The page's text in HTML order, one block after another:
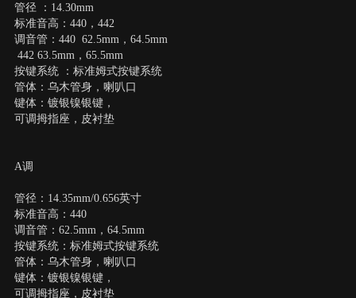
管径 ：14.30mm
标准音高：440，442
调音管：440 62.5mm，64.5mm
442 63.5mm，65.5mm
按键系统 ：标准姆式按键系统
管体：乌木管身，喇叭口
键体：镀银镍银键，
可调拇指座，皮衬垫
A调
管径：14.35mm/0.656英寸
标准音高：440
调音管：62.5mm，64.5mm
按键系统：标准姆式按键系统
管体：乌木管身，喇叭口
键体：镀银镍银键，
可调拇指座，皮衬垫